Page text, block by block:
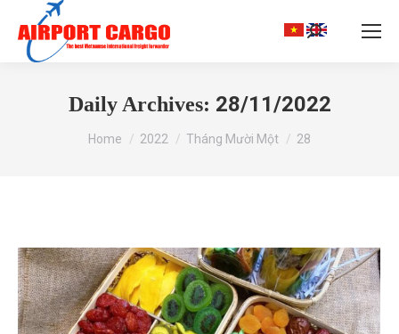
Search:
Daily Archives: 28/11/2022
You are here:
Home 2022 Tháng Mười Một 28